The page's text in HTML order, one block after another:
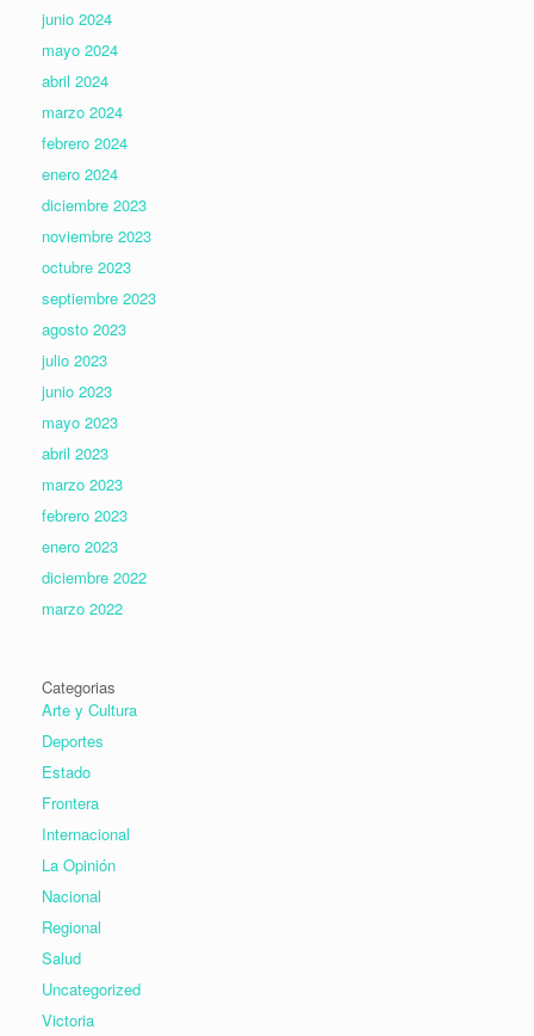
junio 2024
mayo 2024
abril 2024
marzo 2024
febrero 2024
enero 2024
diciembre 2023
noviembre 2023
octubre 2023
septiembre 2023
agosto 2023
julio 2023
junio 2023
mayo 2023
abril 2023
marzo 2023
febrero 2023
enero 2023
diciembre 2022
marzo 2022
Categorias
Arte y Cultura
Deportes
Estado
Frontera
Internacional
La Opinión
Nacional
Regional
Salud
Uncategorized
Victoria